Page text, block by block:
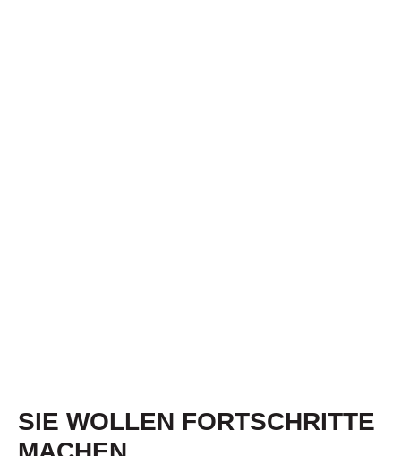
SIE WOLLEN FORTSCHRITTE